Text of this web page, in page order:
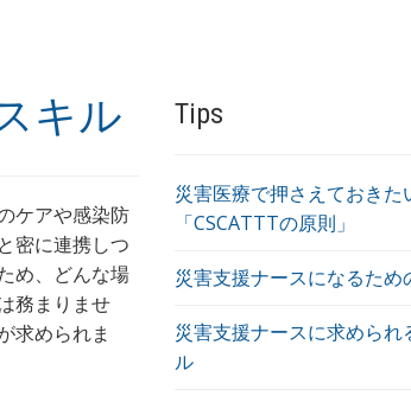
キル
ケアや感染防
密に連携しつ
め、どんな場
務まりませ
求められま
Tips
災害医療で押さえておきた
「CSCATTTの原則」
災害支援ナースになるため
災害支援ナースに求められ
ル